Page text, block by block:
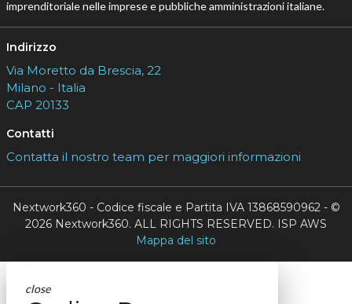
imprenditoriale nelle imprese e pubbliche amministrazioni italiane.
Indirizzo
Via Moretto da Brescia, 22
Milano - Italia
CAP 20133
Contatti
Contatta il nostro team per maggiori informazioni
Nextwork360 - Codice fiscale e Partita IVA 13868590962 - ©
2026 Nextwork360. ALL RIGHTS RESERVED. ISP AWS
Mappa del sito
close